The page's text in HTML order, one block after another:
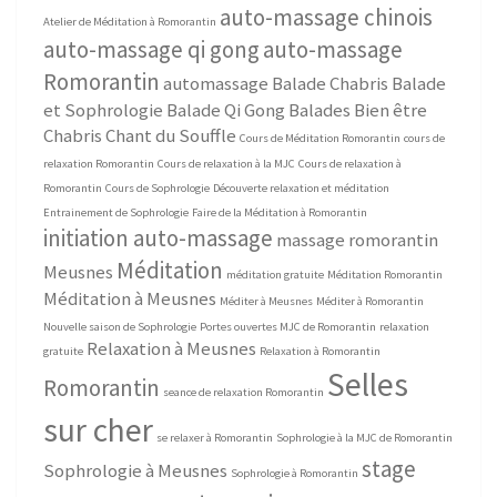
Atelier de Méditation à Romorantin auto-massage chinois
auto-massage qi gongauto-massage
Romorantin automassage Balade Chabris Balade
et Sophrologie Balade Qi Gong Balades Bien être
ChabrisChant du Souffle Cours de Méditation Romorantin cours de
relaxation Romorantin Cours de relaxation à la MJC Cours de relaxation à
Romorantin Cours de Sophrologie Découverte relaxation et méditation
Entrainement de Sophrologie Faire de la Méditation à Romorantin
initiation auto-massage massage romorantin
Meusnes Méditation méditation gratuite Méditation Romorantin
Méditation à Meusnes Méditer à Meusnes Méditer à Romorantin
Nouvelle saison de Sophrologie Portes ouvertes MJC de Romorantin relaxation
gratuite Relaxation à Meusnes Relaxation à Romorantin
Romorantin seance de relaxation Romorantin Selles
sur cher se relaxer à Romorantin Sophrologie à la MJC de Romorantin
Sophrologie à Meusnes Sophrologie à Romorantin stage